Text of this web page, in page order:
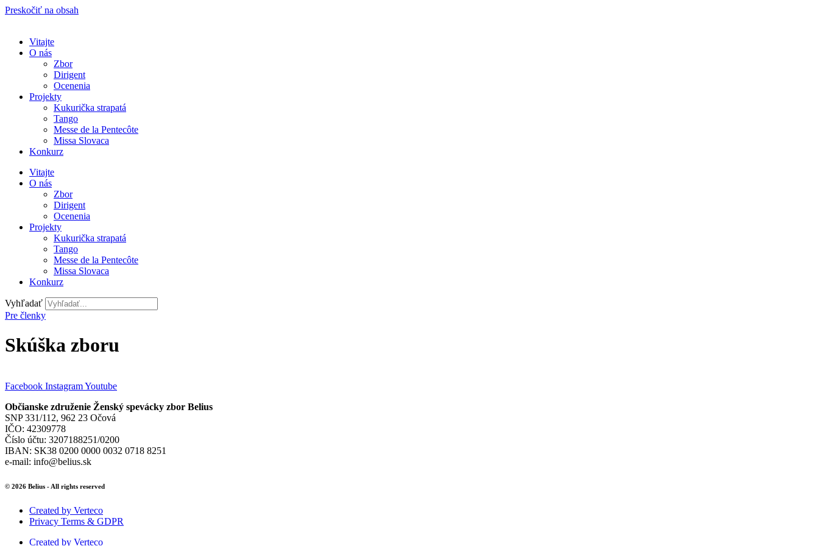
Preskočiť na obsah
Vitajte
O nás
Zbor
Dirigent
Ocenenia
Projekty
Kukurička strapatá
Tango
Messe de la Pentecôte
Missa Slovaca
Konkurz
Vitajte
O nás
Zbor
Dirigent
Ocenenia
Projekty
Kukurička strapatá
Tango
Messe de la Pentecôte
Missa Slovaca
Konkurz
Vyhľadať
Pre členky
Skúška zboru
Facebook InstagramYoutube
Občianske združenie Ženský spevácky zbor Belius
SNP 331/112, 962 23 Očová
IČO: 42309778
Číslo účtu: 3207188251/0200
IBAN: SK38 0200 0000 0032 0718 8251
e-mail: info@belius.sk
© 2026 Belius - All rights reserved
Created by Verteco
Privacy Terms & GDPR
Created by Verteco